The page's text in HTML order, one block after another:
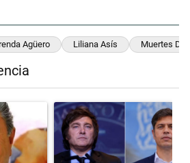
Agüero Liliana Asís Muertes De
con el título "Vacunatorio VIP: piden
Un artículo de tendencia con el